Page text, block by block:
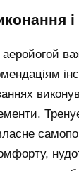
аеройогой